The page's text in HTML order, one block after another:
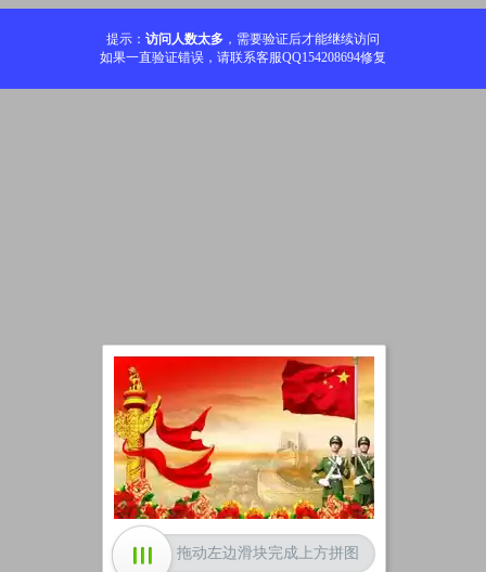
提示： 访问人数太多 ，需要验证后才能继续访问
如果一直验证错误，请联系客服QQ154208694修复
加载中
拖动左边滑块完成上方拼图